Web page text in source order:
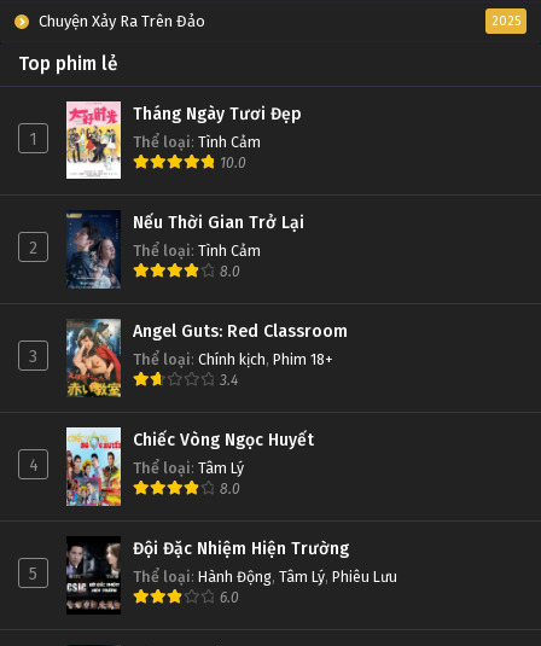
Chuyện Xảy Ra Trên Đảo 2025
Top phim lẻ
1
Tháng Ngày Tươi Đẹp
Thể loại: Tình Cảm
10.0
2
Nếu Thời Gian Trở Lại
Thể loại: Tình Cảm
8.0
3
Angel Guts: Red Classroom
Thể loại: Chính kịch, Phim 18+
3.4
4
Chiếc Vòng Ngọc Huyết
Thể loại: Tâm Lý
8.0
5
Đội Đặc Nhiệm Hiện Trường
Thể loại: Hành Động, Tâm Lý, Phiêu Lưu
6.0